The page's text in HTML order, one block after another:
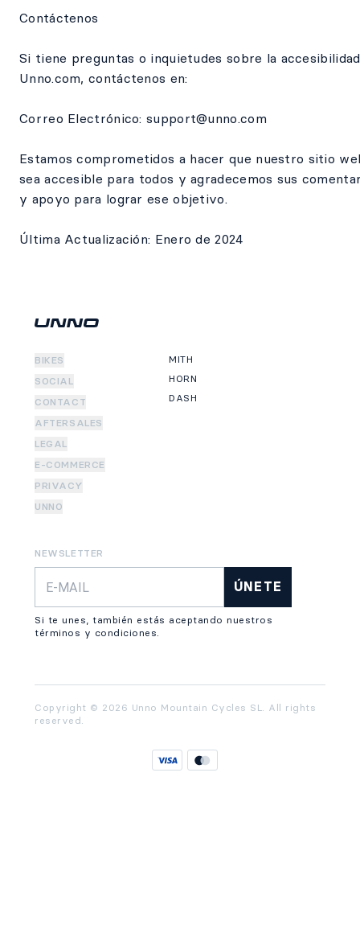
Contáctenos
Si tiene preguntas o inquietudes sobre la
Unno.com, contáctenos en:
Correo Electrónico: support@unno.com
Estamos comprometidos a hacer que nuestro sitio
sea accesible para todos y agradecemos sus
y apoyo para lograr ese objetivo.
Última Actualización: Enero de 2024
BIKES
SOCIAL
CONTACT
AFTERSALES
LEGAL
E-COMMERCE
PRIVACY
UNNO
MITH
HORN
DASH
NEWSLETTER
ÚNETE
Si te unes, también estás aceptando nuestros
términos y condiciones.
Copyright © 2026 Unno Mountain Cycles SL. All rights
reserved.